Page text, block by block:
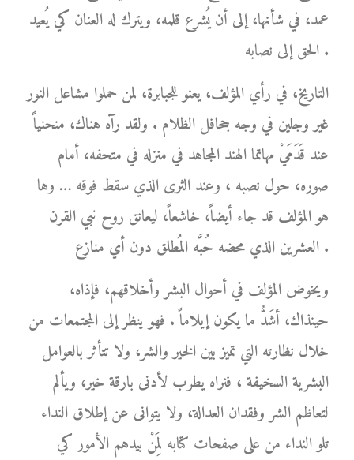
عمد، في شأنها، إلى أن يُشرع قلمه، ويترك له العنان كي يُعيد
الحق إلى نصابه .
التاريخ، في رأي المؤلف، يعنو للجبابرة، لمن حملوا مشاعل النور
غير وجلين في وجه جحافل الظلام . ولقد رآه هناك، منحنياً
عند قَدَمَيْ مهاتما الهند المجاهد في منزله في متحفه، أمام
صوره، حول نصبه ، وعند الثرى الذي سقط فوقه … وها
هو المؤلف قد جاء أيضاً، خاشعاً، ليعانق روح نبي القرن
العشرين الذي محضه حُبَّه المُطلق دون أي منازع .
ويخوض المؤلف في أحوال البشر وأخلاقهم، فإذاه،
حينذاك، أشَدُّ ما يكون إيلاماً . فهو ينظر إلى المجتمعات من
خلال نظارته التي تميز بين الخير والشر، ولا تتأثر بالعوامل
البشرية السخيفة ، فنراه يطرب لأدنى بارقة خير، ويألم
لتعاظم الشر وفقدان العدالة، ولا يتوانى عن إطلاق النداء
تلو النداء من على صفحات كتابه لِمَنْ بيدهم الأمور كي